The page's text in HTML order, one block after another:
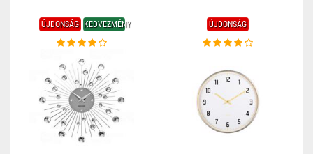
ÚJDONSÁG KEDVEZMÉNY ÚJDONSÁG